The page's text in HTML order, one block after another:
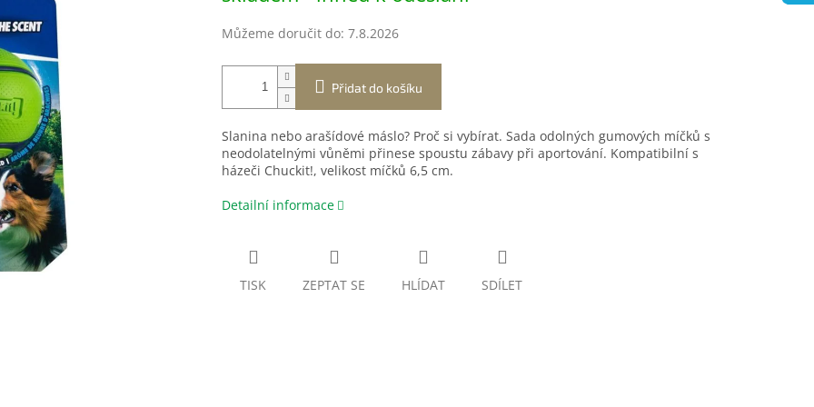
Můžeme doručit do: 7.8.2026
Přidat do košíku
Slanina nebo arašídové máslo? Proč si vybírat. Sada odolných gumových míčků s
neodolatelnými vůněmi přinese spoustu zábavy při aportování. Kompatibilní s
házeči Chuckit!, velikost míčků 6,5 cm.
Detailní informace
TISK ZEPTAT SE HLÍDAT SDÍLET